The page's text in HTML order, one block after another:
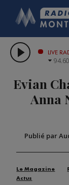
LIVE
94.60
Evian
Anna
Publié par
Le Magazine
Actus